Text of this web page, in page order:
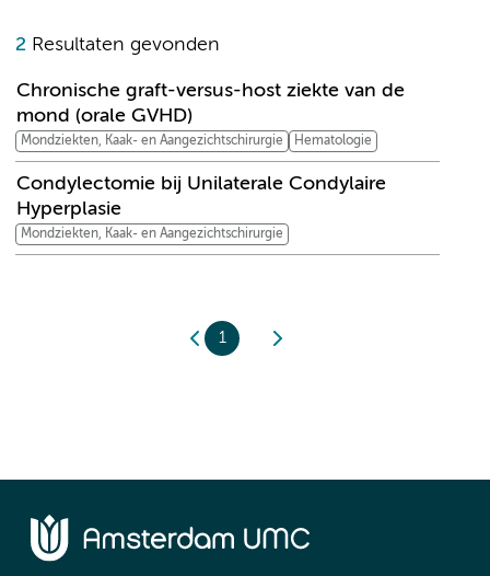
2 Resultaten gevonden
Chronische graft-versus-host ziekte van de
mond (orale GVHD)
Mondziekten, Kaak- en Aangezichtschirurgie Hematologie
Condylectomie bij Unilaterale Condylaire
Hyperplasie
Mondziekten, Kaak- en Aangezichtschirurgie
1